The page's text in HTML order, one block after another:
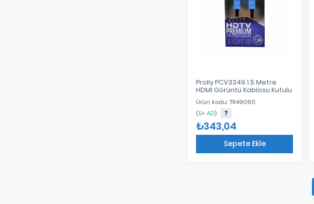
Prolly PCV3349 1.5 Metre
HDMI Görüntü Kablosu Kutulu
Ürün kodu: TR49060
(5+ AD)
₺343,04
Sepete Ekle